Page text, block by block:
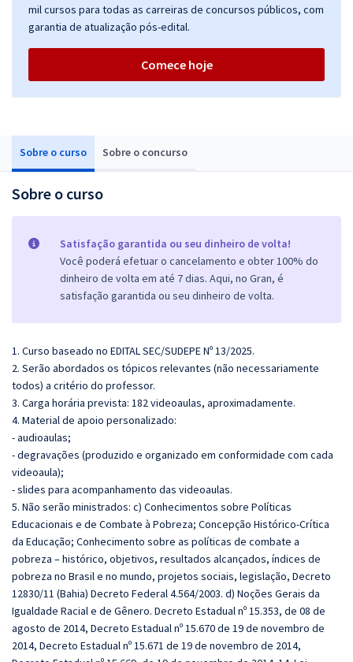
Sobre o curso Sobre o concurso
Sobre o curso
Satisfação garantida ou seu dinheiro de volta!
Você poderá efetuar o cancelamento e obter 100% do
dinheiro de volta em até 7 dias. Aqui, no Gran, é
satisfação garantida ou seu dinheiro de volta.
1. Curso baseado no EDITAL SEC/SUDEPE Nº 13/2025.
2. Serão abordados os tópicos relevantes (não necessariamente
todos) a critério do professor.
3. Carga horária prevista: 182 videoaulas, aproximadamente.
4. Material de apoio personalizado:
- audioaulas;
- degravações (produzido e organizado em conformidade com cada
videoaula);
- slides para acompanhamento das videoaulas.
5. Não serão ministrados: c) Conhecimentos sobre Políticas
Educacionais e de Combate à Pobreza; Concepção Histórico-Crítica
da Educação; Conhecimento sobre as políticas de combate a
pobreza – histórico, objetivos, resultados alcançados, índices de
pobreza no Brasil e no mundo, projetos sociais, legislação, Decreto
12830/11 (Bahia) Decreto Federal 4.564/2003. d) Noções Gerais da
Igualdade Racial e de Gênero. Decreto Estadual nº 15.353, de 08 de
agosto de 2014, Decreto Estadual nº 15.670 de 19 de novembro de
2014, Decreto Estadual nº 15.671 de 19 de novembro de 2014,
mil cursos para todas as carreiras de concursos públicos, com
garantia de atualização pós-edital.
Comece hoje